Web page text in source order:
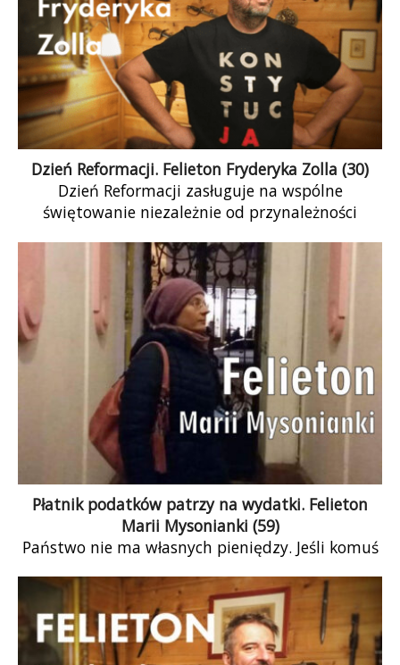
Dzień Reformacji. Felieton Fryderyka Zolla (30)
Dzień Reformacji zasługuje na wspólne
świętowanie niezależnie od przynależności
sprzeciwu wobec porządku, który […]
Płatnik podatków patrzy na wydatki. Felieton
Marii Mysonianki (59)
Państwo nie ma własnych pieniędzy. Jeśli komuś